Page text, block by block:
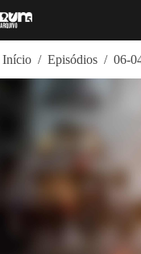
para
Início / Episódios / 06-